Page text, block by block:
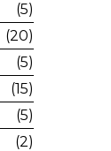
(5)
(20)
(5)
(15)
(5)
(2)